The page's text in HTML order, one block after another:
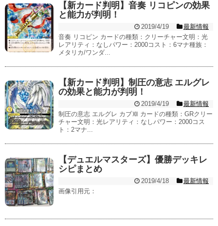
【新カード判明】音奏 リコピンの効果
と能力が判明！
2019/4/19
最新情報
音奏 リコピン カードの種類：クリーチャー文明：光
レアリティ：なしパワー：2000コスト：6マナ種族：
メタリカ/ワンダ...
【新カード判明】制圧の意志 エルグレ
の効果と能力が判明！
2019/4/19
最新情報
制圧の意志 エルグレ カブⅫ カードの種類：GRクリー
チャー文明：光レアリティ：なしパワー：2000コス
ト：2マナ...
【デュエルマスターズ】優勝デッキレ
シピまとめ
2019/4/18
最新情報
画像引用元：